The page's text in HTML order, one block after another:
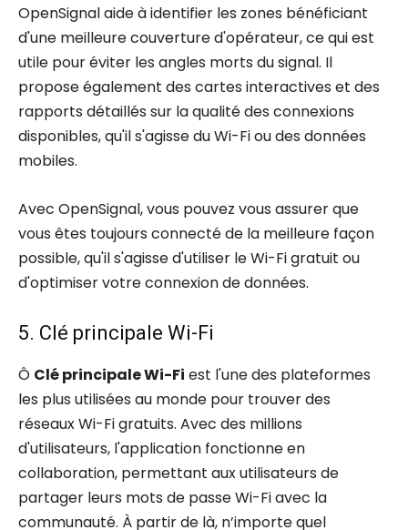
OpenSignal aide à identifier les zones bénéficiant
d'une meilleure couverture d'opérateur, ce qui est
utile pour éviter les angles morts du signal. Il
propose également des cartes interactives et des
rapports détaillés sur la qualité des connexions
disponibles, qu'il s'agisse du Wi-Fi ou des données
mobiles.
Avec OpenSignal, vous pouvez vous assurer que
vous êtes toujours connecté de la meilleure façon
possible, qu'il s'agisse d'utiliser le Wi-Fi gratuit ou
d'optimiser votre connexion de données.
5. Clé principale Wi-Fi
Ô Clé principale Wi-Fi est l'une des plateformes
les plus utilisées au monde pour trouver des
réseaux Wi-Fi gratuits. Avec des millions
d'utilisateurs, l'application fonctionne en
collaboration, permettant aux utilisateurs de
partager leurs mots de passe Wi-Fi avec la
communauté. À partir de là, n’importe quel